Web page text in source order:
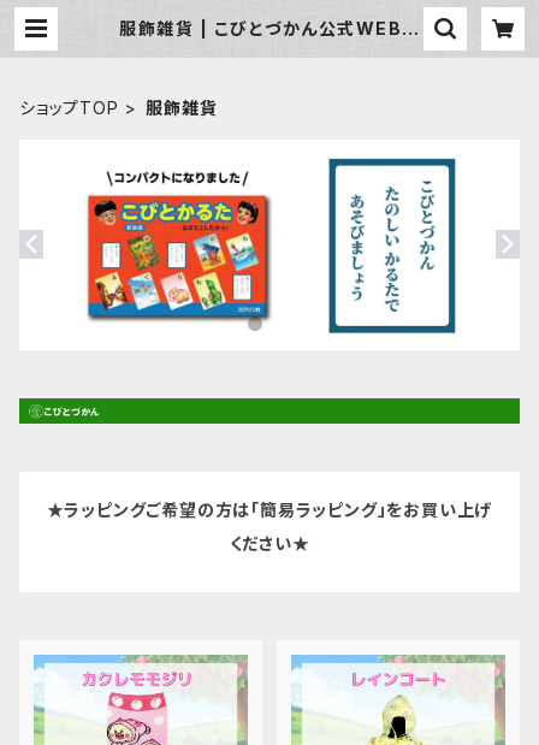
服飾雑貨 | こびとづかん公式WEBシ
ショップTOP 服飾雑貨
★ラッピングご希望の方は「簡易ラッピング」をお買い上げ
ください★